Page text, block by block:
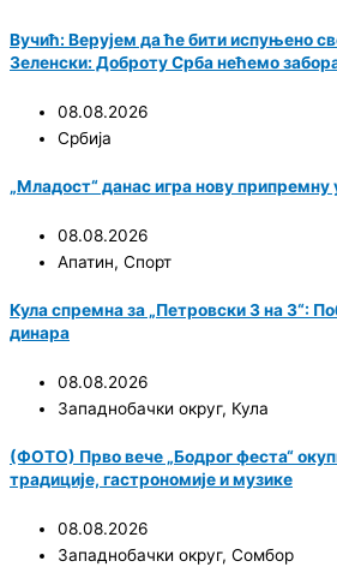
Вучић: Верујем да ће бити испуњено
Зеленски: Доброту Срба нећемо
08.08.2026
Србија
„Младост“ данас игра нову припремну
08.08.2026
Апатин, Спорт
Кула спремна за „Петровски 3 на 3“:
динара
08.08.2026
Западнобачки округ, Кула
(ФОТО) Прво вече „Бодрог феста“
традиције, гастрономије и музике
08.08.2026
Западнобачки округ, Сомбор